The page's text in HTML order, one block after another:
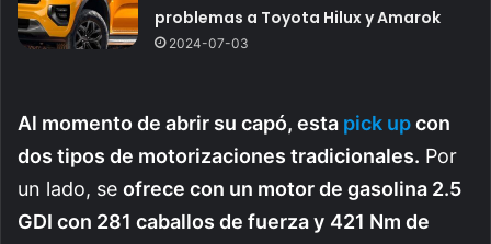
problemas a Toyota Hilux y Amarok
2024-07-03
Al momento de abrir su capó, esta pick upcon
dos tipos de motorizaciones tradicionales. Por
un lado, se ofrece con un motor de gasolina 2.5
GDI con 281 caballos de fuerza y 421 Nm de